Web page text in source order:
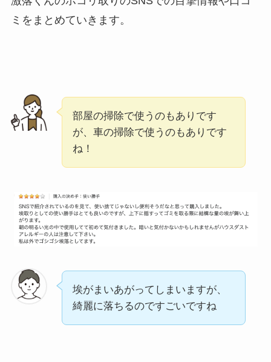
ミをまとめていきます。
部屋の掃除で使うのもありです
が、車の掃除で使うのもありです
ね！
埃がまいあがってしまいますが、
綺麗に落ちるのですごいですね